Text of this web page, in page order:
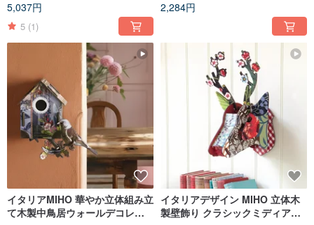
（ダンボオクトパス）
5,037円
5 (1)
2,284円
イタリアMIHO 華やか立体組み立
て木製中鳥居ウォールデコレー
イタリアデザイン MIHO 立体木
製壁飾り クラシックミディアム